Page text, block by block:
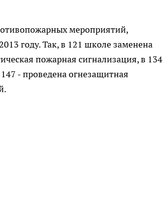
мероприятий,
году. Так, в 121 школе заменена
пожарная сигнализация, в 134
- проведена огнезащитная